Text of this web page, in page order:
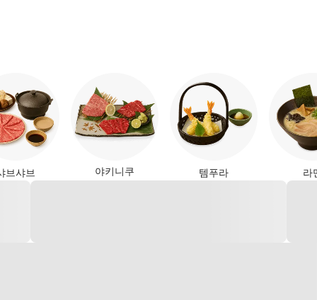
브샤브 야키니쿠 템푸라 라